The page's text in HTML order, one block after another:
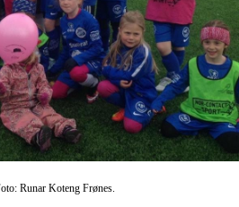
Runar Koteng Frønes.